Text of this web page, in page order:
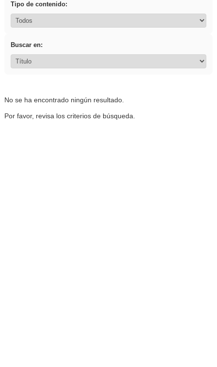
Tipo de contenido:
Buscar en:
No se ha encontrado ningún resultado.
Por favor, revisa los criterios de búsqueda.